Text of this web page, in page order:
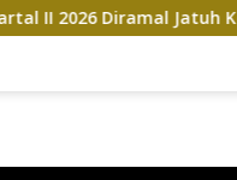
Jatuh Ke Bawah